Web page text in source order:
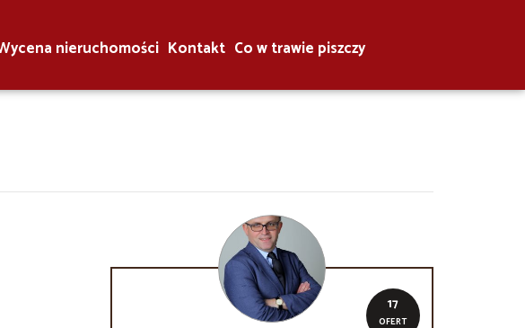
nieruchomości Kontakt Co w trawie piszczy
17
OFERT